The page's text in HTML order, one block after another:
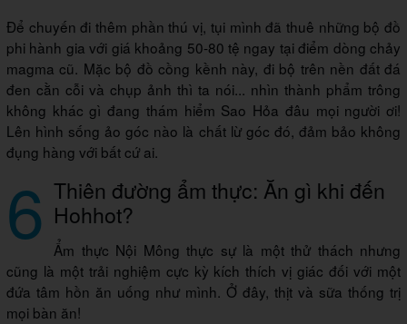
Để chuyến đi thêm phần thú vị, tụi mình đã thuê những bộ đồ
phi hành gia với giá khoảng 50-80 tệ ngay tại điểm dòng chảy
magma cũ. Mặc bộ đồ cồng kềnh này, đi bộ trên nền đất đá
đen cằn cỗi và chụp ảnh thì ta nói... nhìn thành phẩm trông
không khác gì đang thám hiểm Sao Hỏa đâu mọi người ơi!
Lên hình sống ảo góc nào là chất lừ góc đó, đảm bảo không
đụng hàng với bất cứ ai.
6 Thiên đường ẩm thực: Ăn gì khi đến
Hohhot?
Ẩm thực Nội Mông thực sự là một thử thách nhưng
cũng là một trải nghiệm cực kỳ kích thích vị giác đối với một
đứa tâm hồn ăn uống như mình. Ở đây, thịt và sữa thống trị
mọi bàn ăn!